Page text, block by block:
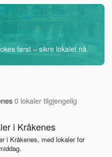
først – sikre lokalet nå.
0 lokaler tilgjengelig
i Kråkenes
i Kråkenes, med lokaler for